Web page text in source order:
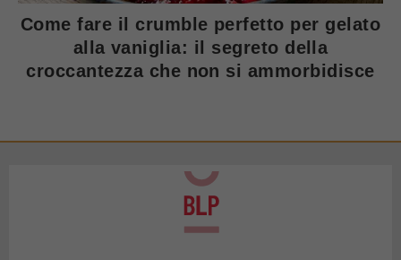
Come fare il crumble perfetto per gelato
alla vaniglia: il segreto della
croccantezza che non si ammorbidisce